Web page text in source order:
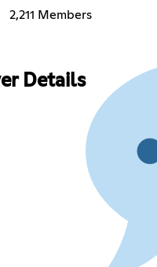
2,211 Members
Details